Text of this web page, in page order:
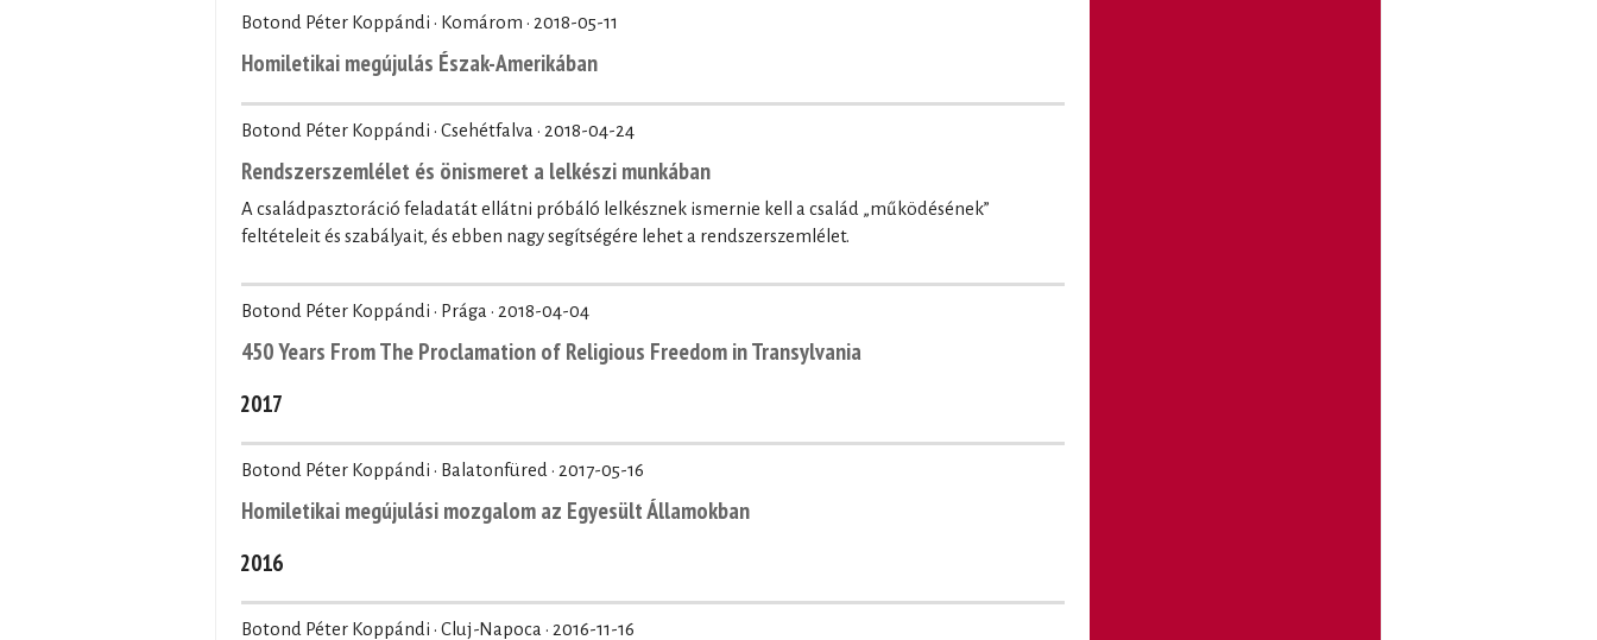
Botond Péter Koppándi · Komárom · 2018-05-11
Homiletikai megújulás Észak-Amerikában
Botond Péter Koppándi · Csehétfalva · 2018-04-24
Rendszerszemlélet és önismeret a lelkészi munkában
A családpasztoráció feladatát ellátni próbáló lelkésznek ismernie kell a család „működésének”
feltételeit és szabályait, és ebben nagy segítségére lehet a rendszerszemlélet.
Botond Péter Koppándi · Prága · 2018-04-04
450 Years From The Proclamation of Religious Freedom in Transylvania
2017
Botond Péter Koppándi · Balatonfüred · 2017-05-16
Homiletikai megújulási mozgalom az Egyesült Államokban
2016
Botond Péter Koppándi · Cluj-Napoca · 2016-11-16